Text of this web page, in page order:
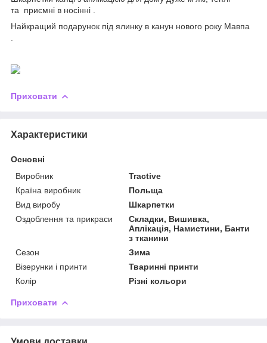
та приємні в носінні .
Найкращий подарунок під ялинку в канун нового року Мавпа
Приховати
Характеристики
Основні
Виробник
Tractive
Країна виробник
Польща
Вид виробу
Шкарпетки
Оздоблення та прикраси
Складки, Вишивка,
Аплікація, Намистини, Банти
з тканини
Сезон
Зима
Візерунки і принти
Тваринні принти
Колір
Різні кольори
Приховати